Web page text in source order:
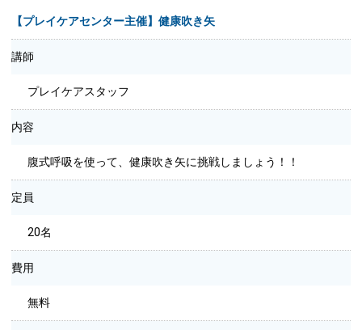
【プレイケアセンター主催】健康吹き矢
講師
プレイケアスタッフ
内容
腹式呼吸を使って、健康吹き矢に挑戦しましょう！！
定員
20名
費用
無料